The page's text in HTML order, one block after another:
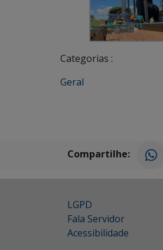
Categorias :
Geral
Compartilhe:
LGPD
Fala Servidor
Acessibilidade